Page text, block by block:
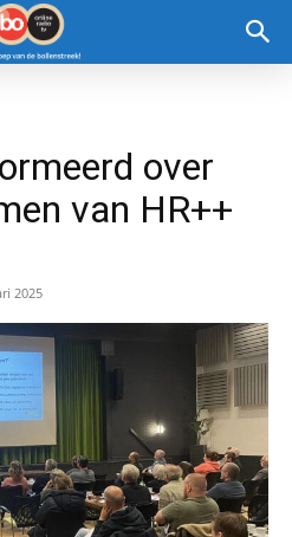
over
van HR++
2025